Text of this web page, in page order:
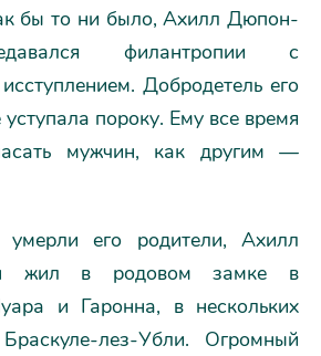
бы то ни было, Ахилл Дюпон-
филантропии с
Добродетель его
пороку. Ему все время
мужчин, как другим —
его родители, Ахилл
жил в родовом замке в
и Гаронна, в нескольких
лез-Убли. Огромный